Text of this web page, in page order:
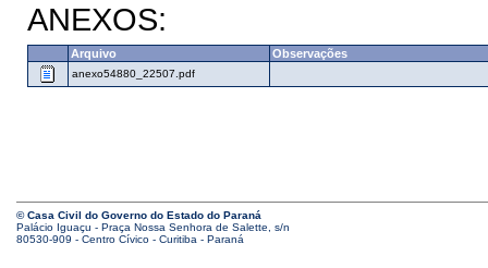
ANEXOS:
Arquivo Observações
anexo54880_22507.pdf
© Casa Civil do Governo do Estado do Paraná
Palácio Iguaçu - Praça Nossa Senhora de Salette, s/n
80530-909 - Centro Cívico - Curitiba - Paraná